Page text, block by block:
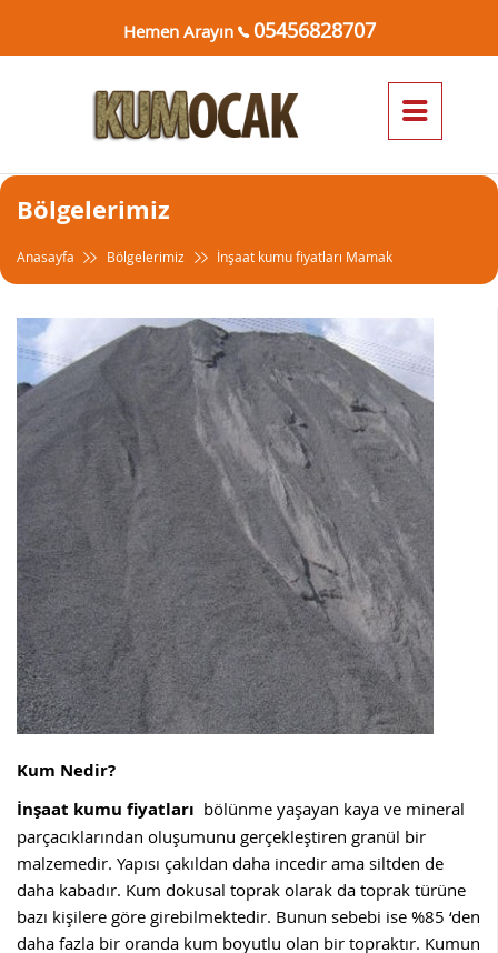
Hemen Arayın 05456828707
Bölgelerimiz
Anasayfa Bölgelerimiz İnşaat kumu fiyatları Mamak
Kum Nedir?
İnşaat kumu fiyatları bölünme yaşayan kaya ve mineral
parçacıklarından oluşumunu gerçekleştiren granül bir
malzemedir. Yapısı çakıldan daha incedir ama siltden de
daha kabadır. Kum dokusal toprak olarak da toprak türüne
bazı kişilere göre girebilmektedir. Bunun sebebi ise %85 ‘den
daha fazla bir oranda kum boyutlu olan bir topraktır. Kumun